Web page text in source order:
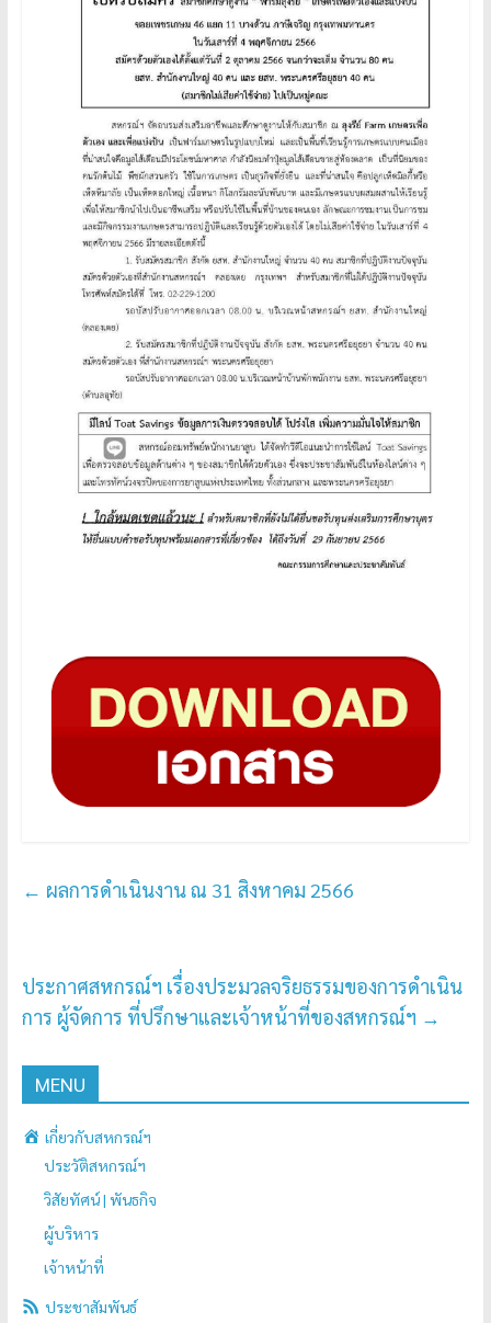
← ผลการดำเนินงาน ณ 31 สิงหาคม 2566
ประกาศสหกรณ์ฯ เรื่องประมวลจริยธรรมของการดำเนิน
การ ผู้จัดการ ที่ปรึกษาและเจ้าหน้าที่ของสหกรณ์ฯ →
MENU
เกี่ยวกับสหกรณ์ฯ
ประวัติสหกรณ์ฯ
วิสัยทัศน์ | พันธกิจ
ผู้บริหาร
เจ้าหน้าที่
ประชาสัมพันธ์